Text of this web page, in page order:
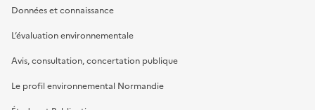
Données et connaissance
L’évaluation environnementale
Avis, consultation, concertation publique
Le profil environnemental Normandie